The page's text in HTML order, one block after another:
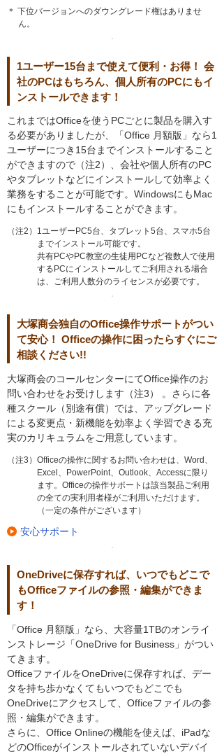
＊ 下位バージョンへのダウングレード権はありませ
ん。
1ユーザー15台まで使えて便利・お得！ 会
社のPCはもちろん、個人所有のPCにもイ
ンストールできます！
これまではOfficeを使うPCごとに製品を購入す
る必要がありましたが、「Office 月額版」なら1
ユーザーにつき15台までインストールすること
ができますので（注2）、会社や個人所有のPC
やタブレットなどにインストールして効率よく
業務をすることが可能です。WindowsにもMac
にもインストールすることができます。
（注2）1ユーザーPC5台、タブレット5台、スマホ5台
までインストール可能です。
共有PCやPC教室の生徒用PCなど複数人で使用
するPCにインストールしてご利用される場合
は、ご利用人数分のライセンスが必要です。
大塚商会独自のOffice操作サポートがつい
て安心！ Officeの操作に困ったらすぐにご
相談ください!!
大塚商会のコールセンターにてOffice操作のお
問い合わせをお受けします（注3） 。さらに各
種スクール（別途有償）では、アップグレード
による変更点・新機能を効率よく学習できる充
実のカリキュラムをご用意しています。
（注3）Officeの操作に関するお問い合わせは、Word、
Excel、PowerPoint、Outlook、Accessに限り
ます。Officeの操作サポートは該当製品ご利用
の全ての実利用者様がご利用いただけます。
（一定の条件がございます）
安心サポート
OneDriveに保存すれば、いつでもどこで
もOfficeファイルの参照・編集ができま
す！
「Office 月額版」なら、大容量1TBのオンライ
ンストレージ「OneDrive for Business」がつい
てきます。
OfficeファイルをOneDriveに保存すれば、デー
タを持ち歩かなくてもいつでもどこでも
OneDriveにアクセスして、Officeファイルの参
照・編集ができます。
さらに、Office Onlineの機能を使えば、iPadな
どのOfficeがインストールされていないデバイ